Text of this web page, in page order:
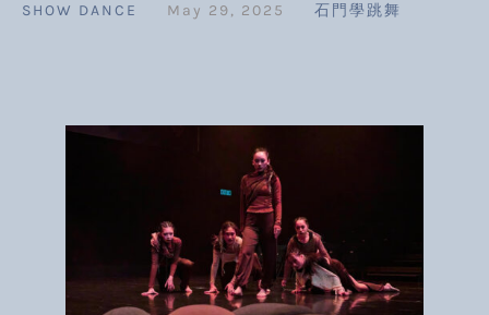
SHOW DANCE May 29, 2025 石門學跳舞